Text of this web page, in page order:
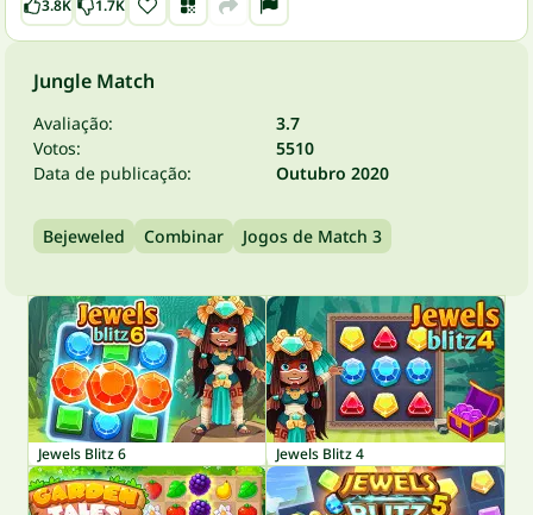
3.8K 1.7K
Jungle Match
Avaliação:
3.7
Votos:
5510
Data de publicação:
Outubro 2020
Bejeweled Combinar Jogos de Match 3
Jewels Blitz 6 Jewels Blitz 4